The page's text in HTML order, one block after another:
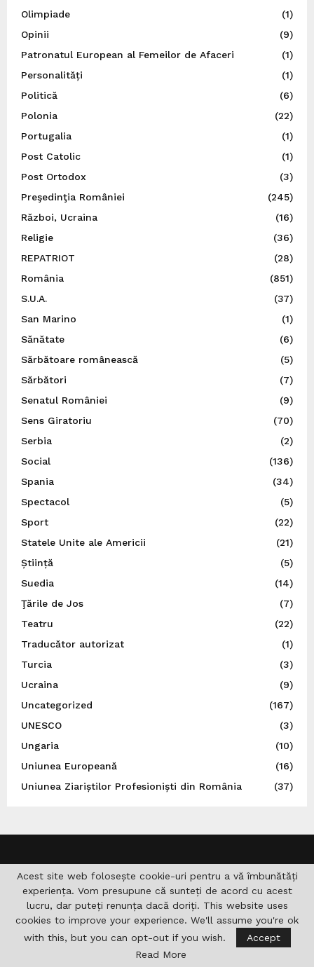
Olimpiade
(1)
Opinii
(9)
Patronatul European al Femeilor de Afaceri
(1)
Personalități
(1)
Politică
(6)
Polonia
(22)
Portugalia
(1)
Post Catolic
(1)
Post Ortodox
(3)
Preşedinţia României
(245)
Război, Ucraina
(16)
Religie
(36)
REPATRIOT
(28)
România
(851)
S.U.A.
(37)
San Marino
(1)
Sănătate
(6)
Sărbătoare românească
(5)
Sărbători
(7)
Senatul României
(9)
Sens Giratoriu
(70)
Serbia
(2)
Social
(136)
Spania
(34)
Spectacol
(5)
Sport
(22)
Statele Unite ale Americii
(21)
Știință
(5)
Suedia
(14)
Ţările de Jos
(7)
Teatru
(22)
Traducător autorizat
(1)
Turcia
(3)
Ucraina
(9)
Uncategorized
(167)
UNESCO
(3)
Ungaria
(10)
Uniunea Europeană
(16)
Uniunea Ziariștilor Profesioniști din România
(37)
Acest site web folosește cookie-uri pentru a vă îmbunătăți
experiența. Vom presupune că sunteți de acord cu acest
lucru, dar puteți renunța dacă doriți. This website uses
cookies to improve your experience. We'll assume you're ok
with this, but you can opt-out if you wish.
Accept
Read More